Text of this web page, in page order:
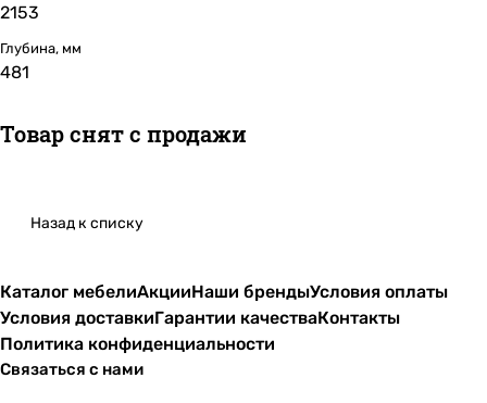
2153
Глубина, мм
481
Товар снят с продажи
Назад к списку
Каталог мебелиАкцииНаши брендыУсловия оплаты
Условия доставкиГарантии качестваКонтакты
Политика конфиденциальности
Связаться с нами